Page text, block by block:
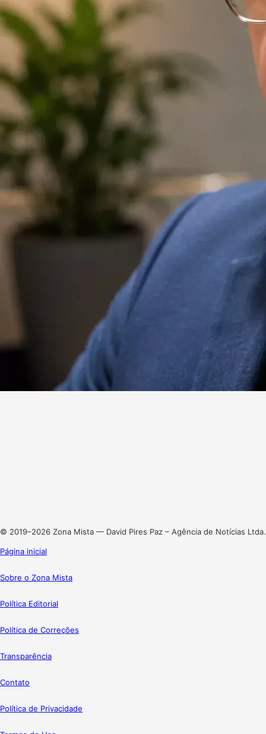
© 2019–2026 Zona Mista — David Pires Paz – Agência de Notícias Ltda.
Página inicial
Sobre o Zona Mista
Política Editorial
Política de Correções
Transparência
Contato
Política de Privacidade